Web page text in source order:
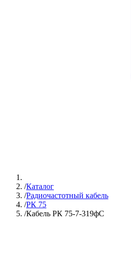
/Каталог
/Радиочастотный кабель
/РК 75
/Кабель РК 75-7-319фС